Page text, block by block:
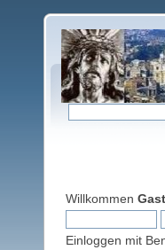
Willkommen Gast
Einloggen mit